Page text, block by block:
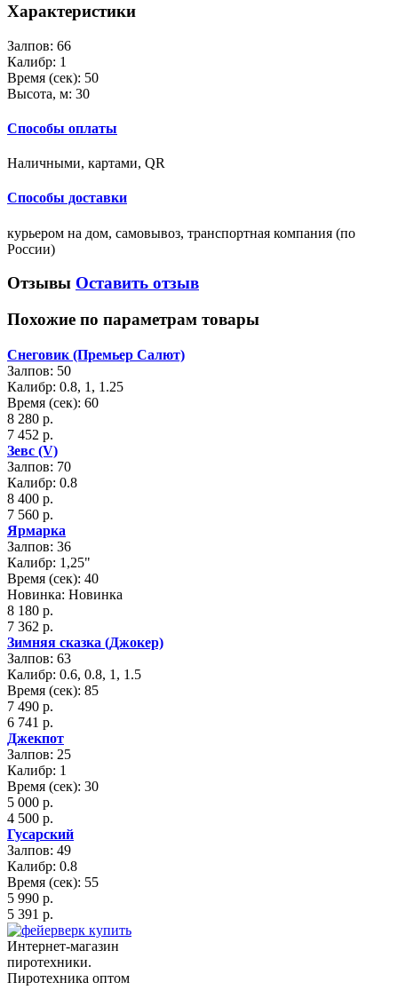
Характеристики
Залпов: 66
Калибр: 1
Время (сек): 50
Высота, м: 30
Способы оплаты
Наличными, картами, QR
Способы доставки
курьером на дом, самовывоз, транспортная компания (по
России)
Отзывы Оставить отзыв
Похожие по параметрам товары
Снеговик (Премьер Салют)
Залпов: 50
Калибр: 0.8, 1, 1.25
Время (сек): 60
8 280 р.
7 452 р.
Зевс (V)
Залпов: 70
Калибр: 0.8
8 400 р.
7 560 р.
Ярмарка
Залпов: 36
Калибр: 1,25"
Время (сек): 40
Новинка: Новинка
8 180 р.
7 362 р.
Зимняя сказка (Джокер)
Залпов: 63
Калибр: 0.6, 0.8, 1, 1.5
Время (сек): 85
7 490 р.
6 741 р.
Джекпот
Залпов: 25
Калибр: 1
Время (сек): 30
5 000 р.
4 500 р.
Гусарский
Залпов: 49
Калибр: 0.8
Время (сек): 55
5 990 р.
5 391 р.
Интернет-магазин
пиротехники.
Пиротехника оптом